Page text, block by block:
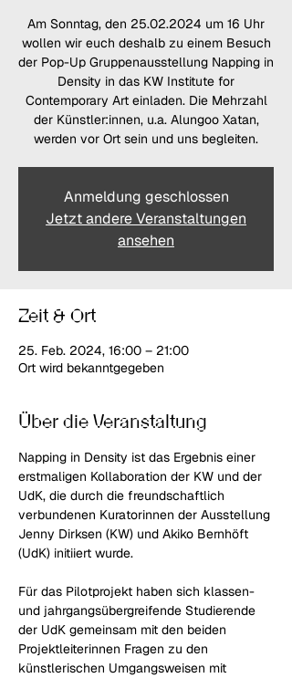
Am Sonntag, den 25.02.2024 um 16 Uhr
wollen wir euch deshalb zu einem Besuch
der Pop-Up Gruppenausstellung Napping in
Density in das KW Institute for
Contemporary Art einladen. Die Mehrzahl
der Künstler:innen, u.a. Alungoo Xatan,
werden vor Ort sein und uns begleiten.
Anmeldung geschlossen
Jetzt andere Veranstaltungen
ansehen
Zeit & Ort
25. Feb. 2024, 16:00 – 21:00
Ort wird bekanntgegeben
Über die Veranstaltung
Napping in Density ist das Ergebnis einer
erstmaligen Kollaboration der KW und der
UdK, die durch die freundschaftlich
verbundenen Kuratorinnen der Ausstellung
Jenny Dirksen (KW) und Akiko Bernhöft
(UdK) initiiert wurde.
Für das Pilotprojekt haben sich klassen-
und jahrgangsübergreifende Studierende
der UdK gemeinsam mit den beiden
Projektleiterinnen Fragen zu den
künstlerischen Umgangsweisen mit